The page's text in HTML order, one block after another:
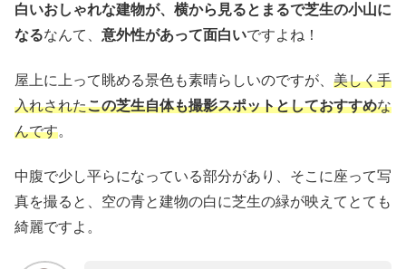
白いおしゃれな建物が、横から見るとまるで芝生の小山に
なるなんて、 意外性があって面白いですよね！
屋上に上って眺める景色も素晴らしいのですが、 美しく手
入れされたこの芝生自体も撮影スポットとしておすすめな
んです。
中腹で少し平らになっている部分があり、そこに座って写
真を撮ると、空の青と建物の白に芝生の緑が映えてとても
綺麗ですよ。